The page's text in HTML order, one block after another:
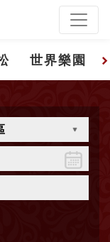
世界樂園